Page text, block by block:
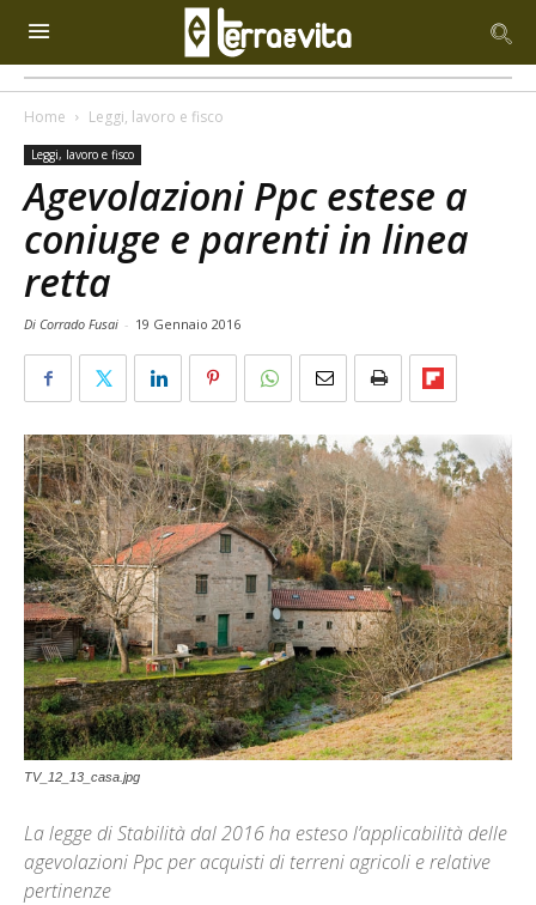
Home Leggi, lavoro e fisco
Leggi, lavoro e fisco
Agevolazioni Ppc estese a
coniuge e parenti in linea
retta
Di Corrado Fusai - 19 Gennaio 2016
TV_12_13_casa.jpg
La legge di Stabilità dal 2016 ha esteso l’applicabilità delle
agevolazioni Ppc per acquisti di terreni agricoli e relative
pertinenze